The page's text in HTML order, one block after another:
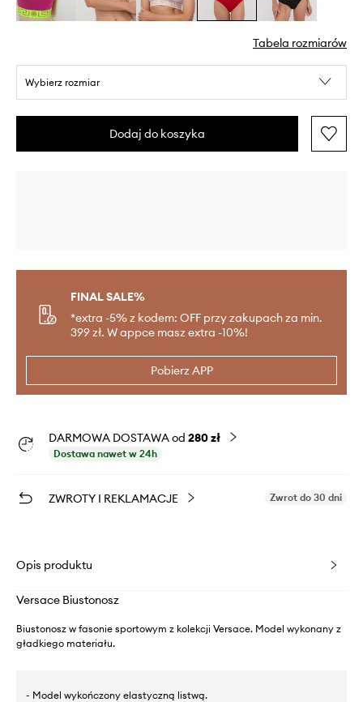
Tabela rozmiarów
Wybierz rozmiar
Dodaj do koszyka
FINAL SALE%
*extra -5% z kodem: OFF przy zakupach za min.
399 zł. W appce masz extra -10%!
Pobierz APP
DARMOWA DOSTAWA od 280 zł
Dostawa nawet w 24h
ZWROTY I REKLAMACJE Zwrot do 30 dni
Opis produktu
Versace Biustonosz
Biustonosz w fasonie sportowym z kolekcji Versace. Model wykonany z
gładkiego materiału.
- Model wykończony elastyczną listwą.